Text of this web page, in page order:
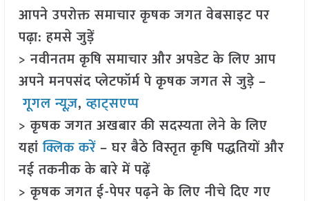
आपने उपरोक्त समाचार कृषक जगत वेबसाइट पर
पढ़ा: हमसे जुड़ें
> नवीनतम कृषि समाचार और अपडेट के लिए आप
अपने मनपसंद प्लेटफॉर्म पे कृषक जगत से जुड़े –
गूगल न्यूज़,व्हाट्सएप्प
> कृषक जगत अखबार की सदस्यता लेने के लिए
यहांक्लिक करें– घर बैठे विस्तृत कृषि पद्धतियों और
नई तकनीक के बारे में पढ़ें
> कृषक जगत ई-पेपर पढ़ने के लिए नीचे दिए गए